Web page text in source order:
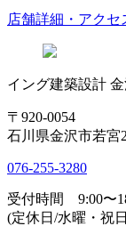
店舗詳細・アクセ
イング建築設計
〒920-0054
石川県金沢市若宮
076-255-3280
受付時間 9:00〜
(定休日/水曜・祝